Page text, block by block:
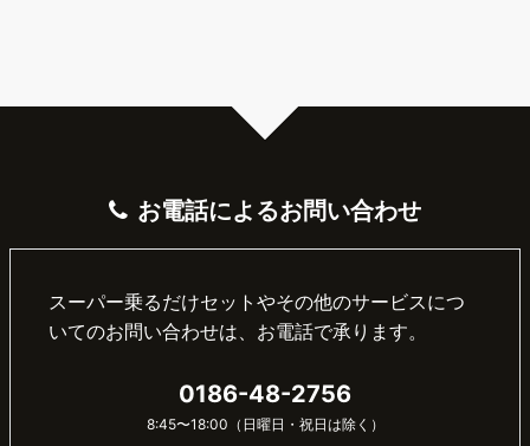
お電話によるお問い合わせ
スーパー乗るだけセットやその他のサービスにつ
いてのお問い合わせは、お電話で承ります。
0186-48-2756
8:45〜18:00（日曜日・祝日は除く）